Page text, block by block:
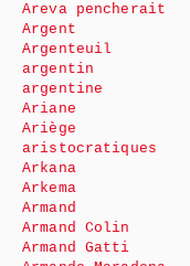
Areva pencherait
Argent
Argenteuil
argentin
argentine
Ariane
Ariège
aristocratiques
Arkana
Arkema
Armand
Armand Colin
Armand Gatti